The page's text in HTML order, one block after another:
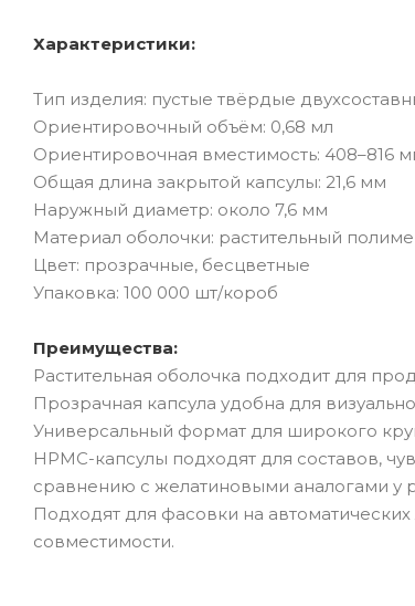
Характеристики:
Тип изделия: пустые твёрдые
Ориентировочный объём: 0,68 мл
Ориентировочная вместимость: 408–816
Общая длина закрытой капсулы: 21,6 мм
Наружный диаметр: около 7,6 мм
Материал оболочки: растительный
Цвет: прозрачные, бесцветные
Упаковка: 100 000 шт/короб
Преимущества:
Растительная оболочка подходит для
Прозрачная капсула удобна для
Универсальный формат для широкого
HPMC-капсулы подходят для составов,
сравнению с желатиновыми аналогами у
Подходят для фасовки на
совместимости.